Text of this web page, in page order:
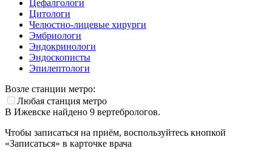
Цефалгологи
Цитологи
Челюстно-лицевые хирурги
Эмбриологи
Эндокринологи
Эндоскописты
Эпилептологи
Возле станции метро:
Любая станция метро
В Ижевске найдено 9 вертебрологов.
Чтобы записаться на приём, воспользуйтесь кнопкой
«Записаться» в карточке врача